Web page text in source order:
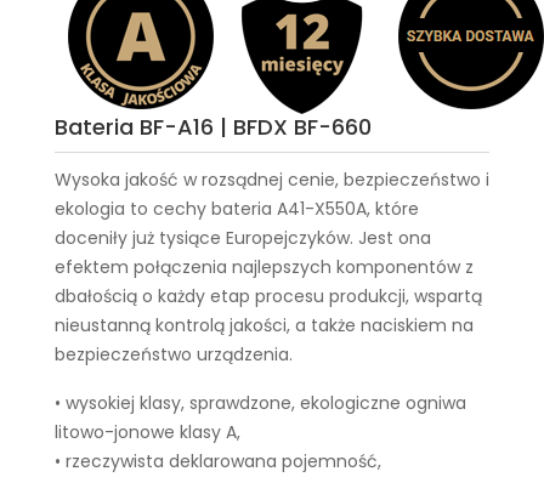
Bateria BF-A16 | BFDX BF-660
Wysoka jakość w rozsądnej cenie, bezpieczeństwo i
ekologia to cechy bateria A41-X550A, które
doceniły już tysiące Europejczyków. Jest ona
efektem połączenia najlepszych komponentów z
dbałością o każdy etap procesu produkcji, wspartą
nieustanną kontrolą jakości, a także naciskiem na
bezpieczeństwo urządzenia.
• wysokiej klasy, sprawdzone, ekologiczne ogniwa
litowo-jonowe klasy A,
• rzeczywista deklarowana pojemność,